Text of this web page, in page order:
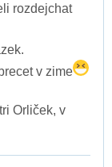
rozdejchat
v zime
Orliček, v